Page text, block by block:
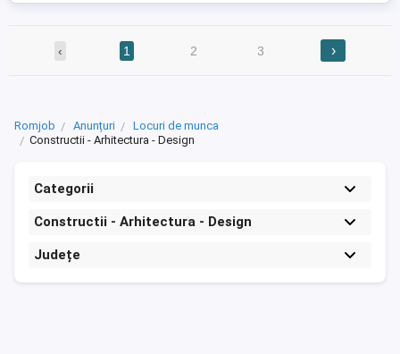
‹ 1 2 3 ›
Romjob Anunțuri
Locuri de munca
Constructii - Arhitectura - Design
Categorii
Constructii - Arhitectura - Design
Județe